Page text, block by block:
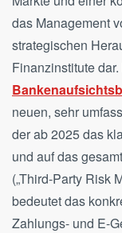
das Management
strategischen
Finanzinstitute
neuen, sehr
der ab 2025 das
und auf das
(„Third-Party Risk
bedeutet das
Zahlungs- und E-